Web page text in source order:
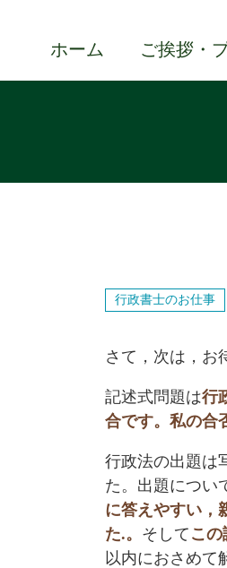
ホーム ご挨拶・
行政書士のお仕事
さて，次は，お
記述式問題は行
合です。私の合
行政法の出題は
た。出題につい
に答えやすい，
た.。 そして この
以内におさめて